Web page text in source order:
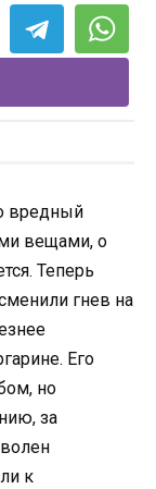
вредный
вещами, о
Теперь
гнев на
Его
но
за
к